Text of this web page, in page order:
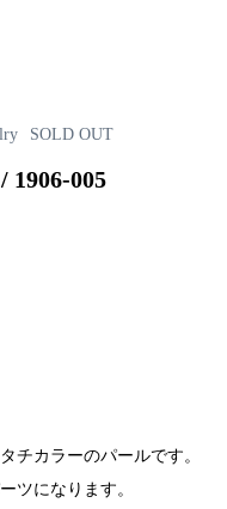
SOLD OUT
1906-005
チカラーのパールです。
ツになります。